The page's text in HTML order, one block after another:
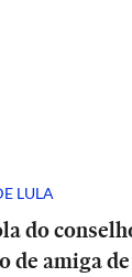
LULA
do
de amiga